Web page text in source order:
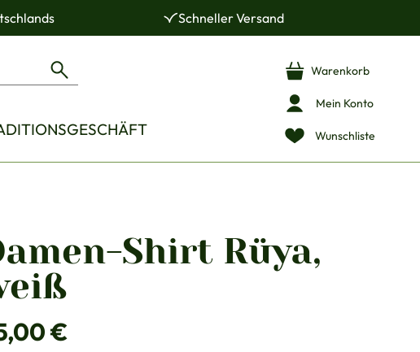
Schneller Versand
Wunschliste
Mein Konto
Warenkorb
Shirt Rüya,
Preis:
€